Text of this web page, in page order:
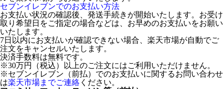
セブンイレブンでのお支払い方法
お支払い状況の確認後、発送手続きが開始いたします。お受け
取り希望日をご指定の場合などは、お早めのお支払いをお願い
いたします。
7日以内にお支払いが確認できない場合、楽天市場が自動でご
注文をキャンセルいたします。
決済手数料は無料です。
※30万円（税込）以上のご注文にはご利用いただけません。
※セブンイレブン（前払）でのお支払いに関するお問い合わせ
は楽天市場までご連絡 ください。